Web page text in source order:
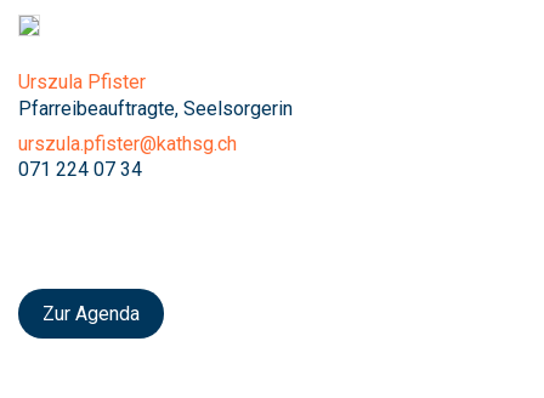
Urszula Pfister
Pfarreibeauftragte, Seelsorgerin
urszula.pfister@kathsg.ch
071 224 07 34
Zur Agenda